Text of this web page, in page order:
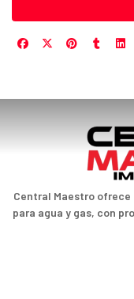
Central Maestro
para agua y gas, con